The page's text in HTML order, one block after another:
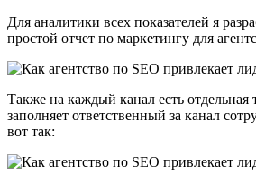
Для аналитики всех показателей я
простой отчет по маркетингу для
Также на каждый канал есть отдельная
заполняет ответственный за канал
вот так: